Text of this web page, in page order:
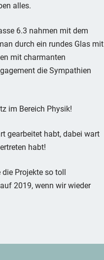
alles.
6.3 nahmen mit dem
durch ein rundes Glas mit
mit charmanten
die Sympathien
im Bereich Physik!
gearbeitet habt, dabei wart
habt!
Projekte so toll
2019, wenn wir wieder